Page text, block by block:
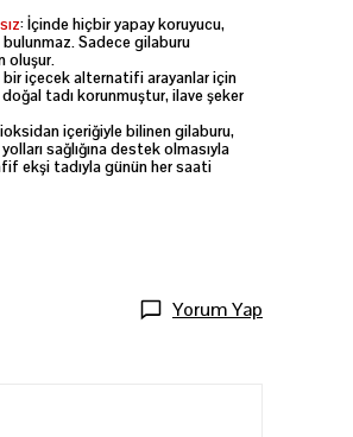
:İçinde hiçbir yapay koruyucu,
Sadece gilaburu
oluşur.
bir içecek alternatifi arayanlar için
tadı korunmuştur, ilave şeker
içeriğiyle bilinen gilaburu,
sağlığına destek olmasıyla
ekşi tadıyla günün her saati
Yorum Yap